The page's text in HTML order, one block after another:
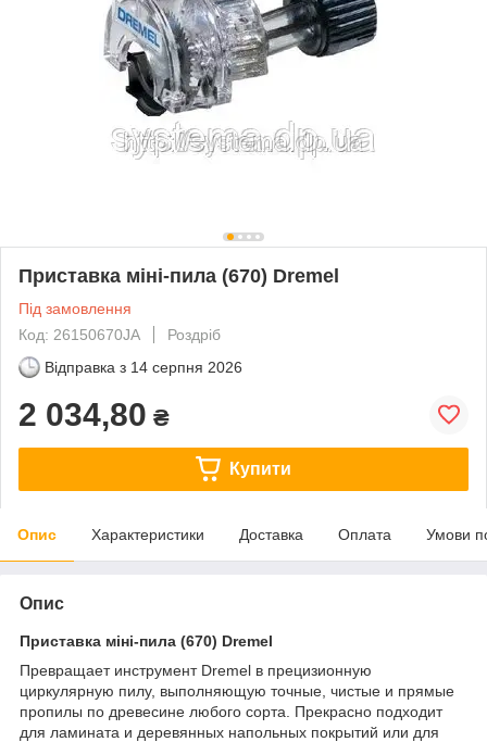
Приставка міні-пила (670) Dremel
Під замовлення
Код: 26150670JA
Роздріб
Відправка з 14 серпня 2026
2 034,80 ₴
Купити
Опис Характеристики Доставка Оплата Умови
Опис
Приставка міні-пила (670) Dremel
Превращает инструмент Dremel в прецизионную
циркулярную пилу, выполняющую точные, чистые и прямые
пропилы по древесине любого сорта. Прекрасно подходит
для ламината и деревянных напольных покрытий или для